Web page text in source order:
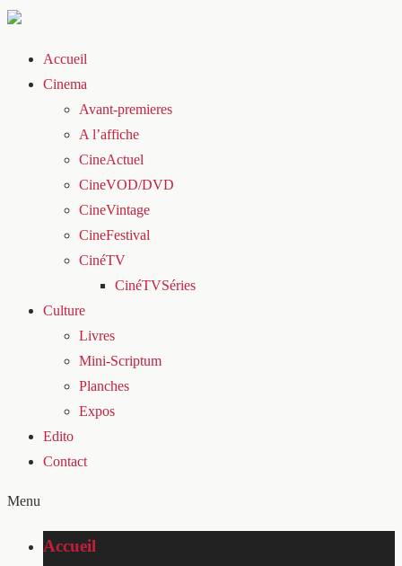
Accueil
Cinema
Avant-premieres
A l’affiche
CineActuel
CineVOD/DVD
CineVintage
CineFestival
CinéTV
CinéTVSéries
Culture
Livres
Mini-Scriptum
Planches
Expos
Edito
Contact
Menu
Accueil